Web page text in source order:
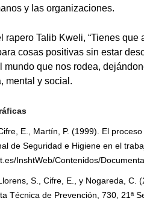
y las organizaciones.
rapero Talib Kweli, “Tienes
cosas positivas sin estar
mundo que nos rodea,
mental y social.
E., Martín, P. (1999). El
de Seguridad e Higiene en el
InshtWeb/Contenidos/
S., Cifre, E., y Nogareda, C.
Técnica de Prevención, 730, 21ª